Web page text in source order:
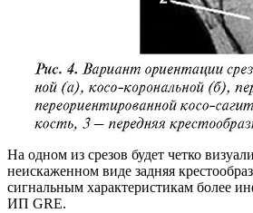
На одном из срезов будет четко
неискаженном виде задняя
сигнальным характеристикам более
ИП GRE.